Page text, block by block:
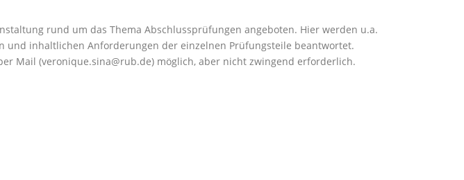
rund um das Thema Abschlussprüfungen angeboten. Hier werden u.a.
und inhaltlichen Anforderungen der einzelnen Prüfungsteile beantwortet.
Mail (veronique.sina@rub.de) möglich, aber nicht zwingend erforderlich.